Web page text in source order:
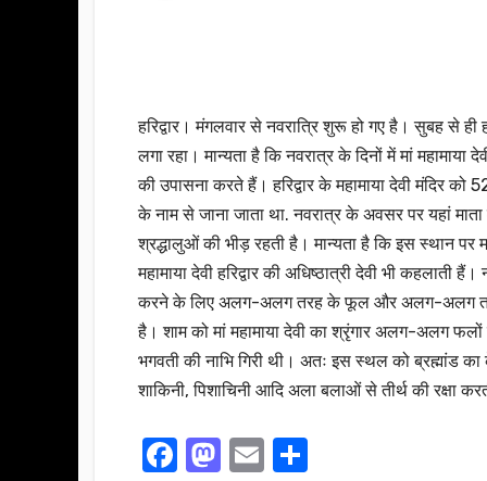
हरिद्वार। मंगलवार से नवरात्रि शुरू हो गए है। सुबह से ही
लगा रहा। मान्यता है कि नवरात्र के दिनों में मां
की उपासना करते हैं। हरिद्वार के महामाया देवी मंदिर को
के नाम से जाना जाता था. नवरात्र के अवसर पर यहां माता
श्रद्धालुओं की भीड़ रहती है। मान्यता है कि इस स्थान पर
महामाया देवी हरिद्वार की अधिष्ठात्री देवी भी कहलाती
करने के लिए अलग-अलग तरह के फूल और अलग-अलग
है। शाम को मां महामाया देवी का श्रृंगार अलग-अलग फलों
भगवती की नाभि गिरी थी। अतः इस स्थल को ब्रह्मांड का
शाकिनी, पिशाचिनी आदि अला बलाओं से तीर्थ की रक्षा
F
M E